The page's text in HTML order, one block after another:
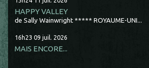
HAPPY VALLEY
de Sally Wainwright ***** ROYAUME-UNI...
16h23 09 juil. 2026
MAIS ENCORE...